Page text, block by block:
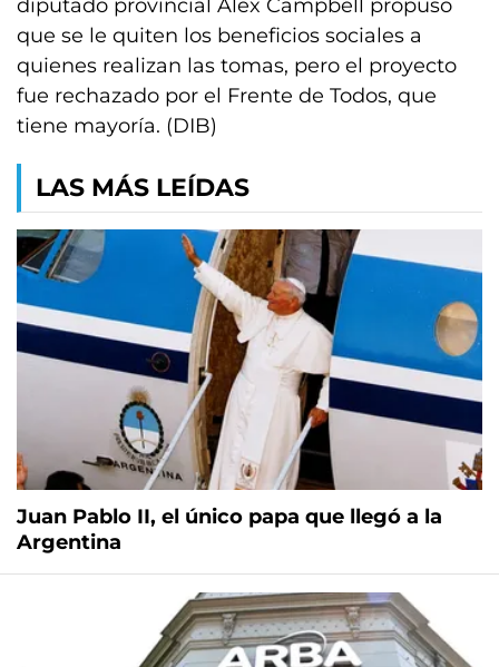
diputado provincial Alex Campbell propuso
que se le quiten los beneficios sociales a
quienes realizan las tomas, pero el proyecto
fue rechazado por el Frente de Todos, que
tiene mayoría. (DIB)
LAS MÁS LEÍDAS
Juan Pablo II, el único papa que llegó a la
Argentina